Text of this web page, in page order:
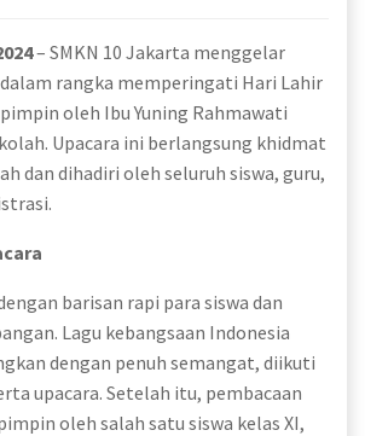
– SMKN 10 Jakarta menggelar
rangka memperingati Hari Lahir
oleh Ibu Yuning Rahmawati
Upacara ini berlangsung khidmat
dan dihadiri oleh seluruh siswa, guru,
barisan rapi para siswa dan
Lagu kebangsaan Indonesia
dengan penuh semangat, diikuti
upacara. Setelah itu, pembacaan
oleh salah satu siswa kelas XI,